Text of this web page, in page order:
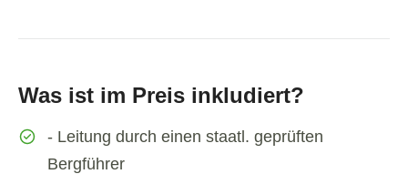
Was ist im Preis inkludiert?
- Leitung durch einen staatl. geprüften
Bergführer